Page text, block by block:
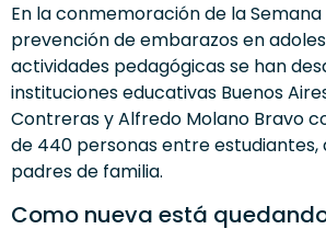
En la conmemoración de la
prevención de embarazos en
actividades pedagógicas se han
instituciones educativas Buenos
Contreras y Alfredo Molano Bravo
de 440 personas entre estudiantes,
padres de familia.
Como nueva está